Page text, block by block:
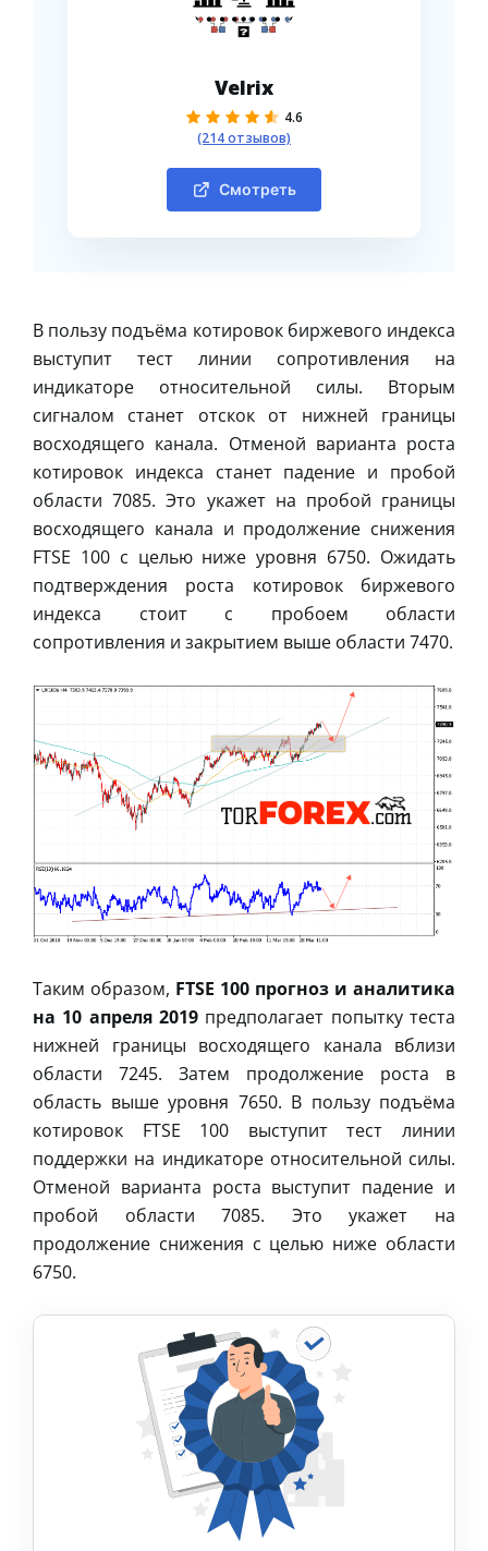
Velrix
4.6
(214 отзывов)
Смотреть
В пользу подъёма котировок биржевого индекса
выступит тест линии сопротивления на
индикаторе относительной силы. Вторым
сигналом станет отскок от нижней границы
восходящего канала. Отменой варианта роста
котировок индекса станет падение и пробой
области 7085. Это укажет на пробой границы
восходящего канала и продолжение снижения
FTSE 100 с целью ниже уровня 6750. Ожидать
подтверждения роста котировок биржевого
индекса стоит с пробоем области
сопротивления и закрытием выше области 7470.
Таким образом, FTSE 100 прогноз и аналитика
на 10 апреля 2019 предполагает попытку теста
нижней границы восходящего канала вблизи
области 7245. Затем продолжение роста в
область выше уровня 7650. В пользу подъёма
котировок FTSE 100 выступит тест линии
поддержки на индикаторе относительной силы.
Отменой варианта роста выступит падение и
пробой области 7085. Это укажет на
продолжение снижения с целью ниже области
6750.